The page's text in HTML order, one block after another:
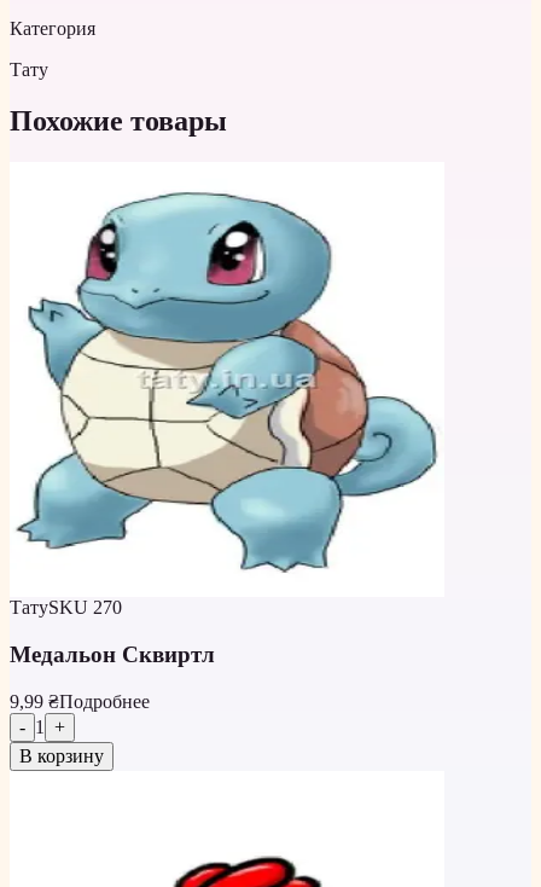
Категория
Тату
Похожие товары
ТатуSKU 270
Медальон Сквиртл
9,99 ₴Подробнее
- 1
+
В корзину